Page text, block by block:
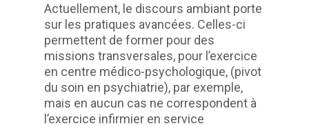
Actuellement, le discours ambiant porte
sur les pratiques avancées. Celles-ci
permettent de former pour des
missions transversales, pour l’exercice
en centre médico-psychologique, (pivot
du soin en psychiatrie), par exemple,
mais en aucun cas ne correspondent à
l’exercice infirmier en service